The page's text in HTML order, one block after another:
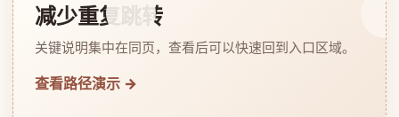
减少重复跳转
关键说明集中在同页，查看后可以快速回到入口区域。
查看路径演示 →